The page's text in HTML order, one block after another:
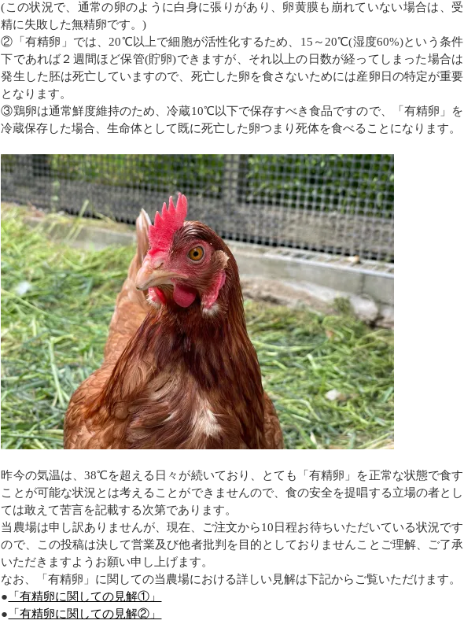
(この状況で、通常の卵のように白身に張りがあり、卵黄膜も崩れていない場合は、受
精に失敗した無精卵です。)
②「有精卵」では、 20℃以上で細胞が活性化するため、 15 ～ 20℃(湿度60%)という条件
下であれば２週間ほど保管(貯卵)できますが、それ以上の日数が経ってしまった場合は
発生した胚は死亡していますので、死亡した卵を食さないためには産卵日の特定が重要
となります。
③鶏卵は通常鮮度維持のため、冷蔵10℃以下で保存すべき食品ですので、「有精卵」を
冷蔵保存した場合、生命体として既に死亡した卵つまり死体を食べることになります。
昨今の気温は、38℃を超える日々が続いており、とても「有精卵」を正常な状態で食す
ことが可能な状況とは考えることができませんので、食の安全を提唱する立場の者とし
ては敢えて苦言を記載する次第であります。
当農場は申し訳ありませんが、現在、ご注文から10日程お待ちいただいている状況です
ので、この投稿は決して営業及び他者批判を目的としておりませんことご理解、ご了承
いただきますようお願い申し上げます。
なお、「有精卵」に関しての当農場における詳しい見解は下記からご覧いただけます。
● 「有精卵に関しての見解①」
● 「有精卵に関しての見解②」